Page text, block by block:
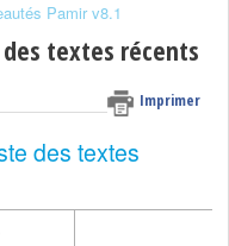
Pamir v8.1
textes récents
Imprimer
des textes